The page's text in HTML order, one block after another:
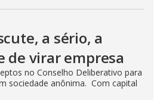
a sério, a
de virar empresa
no Conselho Deliberativo para
sociedade anônima. Com capital